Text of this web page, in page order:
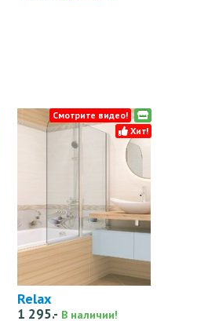
Relax
1 295.- В наличии!
Смотрите видео!
Хит!